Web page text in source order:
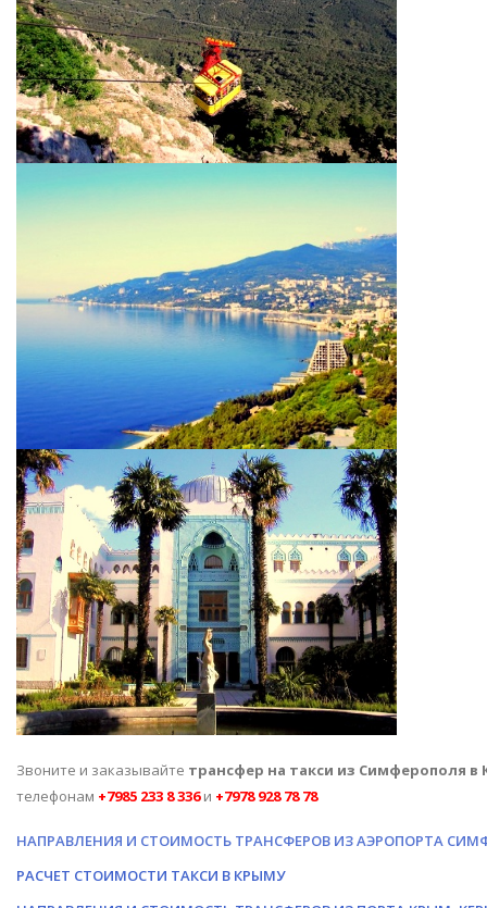
Звоните и заказывайте трансфер на такси из Симферополя в
телефонам +7985 233 8 336и +7978 928 78 78
НАПРАВЛЕНИЯ И СТОИМОСТЬ ТРАНСФЕРОВ ИЗ АЭРОПОРТА
РАСЧЕТ СТОИМОСТИ ТАКСИ В КРЫМУ